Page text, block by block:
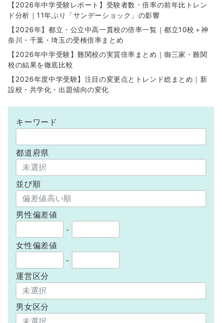
【2026年中学受験レポート】受験者数・倍率の前年比トレン
ド分析｜11年ぶり「サンデーショック」の影響
【2026年】都立・公立中高一貫校の倍率一覧｜都立10校＋神
奈川・千葉・埼玉の受検倍率まとめ
【2026年中学受験】難関校の実質倍率まとめ｜御三家・難関
校の結果を徹底比較
【2026年度中学受験】注目の変更点とトレンド総まとめ｜新
設校・共学化・出題傾向の変化
キーワード
都道府県
並び順
男性偏差値
-
女性偏差値
-
運営区分
男女区分